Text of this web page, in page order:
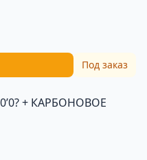
Под заказ
+ КАРБОНОВОЕ